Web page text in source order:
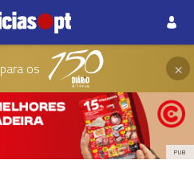
para os ×
PUB